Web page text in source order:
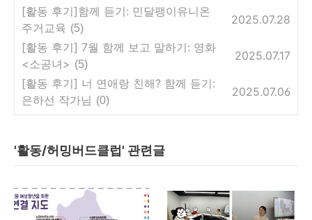
[활동 후기]함께 듣기: 민달팽이유니온
주거교육 (5)
2025.07.28
[활동 후기] 7월 함께 보고 말하기: 영화
<소공녀> (5)
2025.07.17
[활동 후기] 너 연애랑 친해? 함께 듣기:
은하선 작가님 (0)
2025.07.06
'활동/허밍버드클럽' 관련글